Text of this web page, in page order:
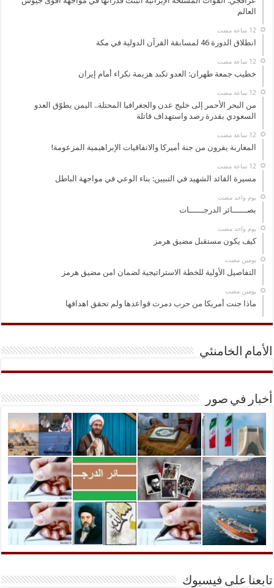
العالم
انطلاق الدورة 46 لمسابقة القرآن الدولية في مكة
خطيب جمعة طهران: العدو تكبد هزيمة نكراء أمام إيران
من البحر الأحمر إلى خليج عدن والجغرافيا المحتلة.. اليمن يطوّق العدو
السعودي بقدرة رصد واستهداف قاتلة
المغاربة يفرون من جنة أميركا والاتفاقيات الإبراهيمية المزعومة!
مسيرة القائد الشهيد في التبيين: بناء الوعي في مواجهة الباطل
‏يوم واحد مضت
بصــــــائر الدرجــــــات
‏يوم واحد مضت
كيف يكون مستقبل مضيق هرمز
‏يومين مضت
التفاصيل الأولية للخطة الاستراتيجية لضمان امن مضيق هرمز
‏يومين مضت
ماذا جنت أمريكا من حرب دمرت قواعدها ولم تحقق اهدافها
الأمام الخامنئي
أخبار في صور
تابعنا على فيسبوك